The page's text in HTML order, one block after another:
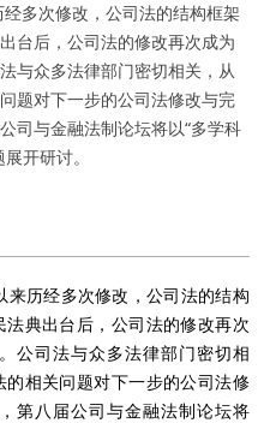
多次修改，公司法的结构框架
台后，公司法的修改再次成为
与众多法律部门密切相关，从
题对下一步的公司法修改与完
司与金融法制论坛将以“多学科
开研讨。
历经多次修改，公司法的结构
典出台后，公司法的修改再次
公司法与众多法律部门密切相
相关问题对下一步的公司法修
第八届公司与金融法制论坛将